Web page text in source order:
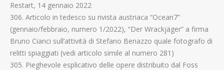
Restart, 14 gennaio 2022
306. Articolo in tedesco su rivista austriaca “Ocean7”
(gennaio/febbraio, numero 1/2022), “Der Wrackjäger” a firma
Bruno Cianci sull’attività di Stefano Benazzo quale fotografo di
relitti spiaggiati (vedi articolo simile al numero 281)
305. Pieghevole esplicativo delle opere distribuito dal Foss